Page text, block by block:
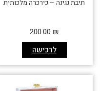
תיבת נגינה – כירכרה מלכותית
לרכישה
200.00 ₪